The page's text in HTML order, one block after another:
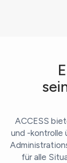
ACCESS
und -kontrolle
für alle